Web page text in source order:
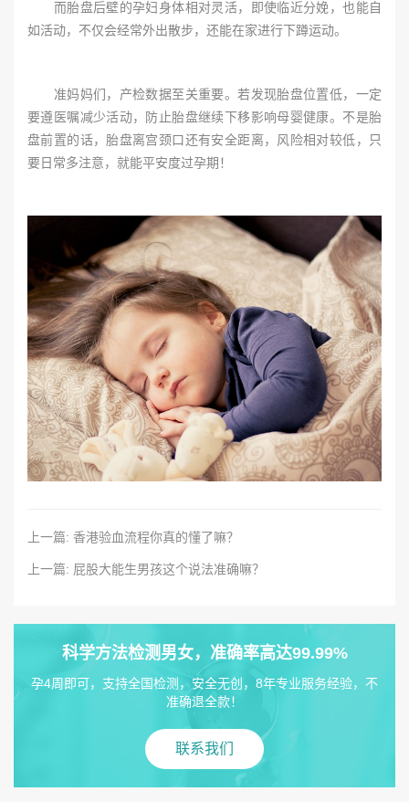
而胎盘后壁的孕妇身体相对灵活，即使临近分娩，也能自
如活动，不仅会经常外出散步，还能在家进行下蹲运动。
准妈妈们，产检数据至关重要。若发现胎盘位置低，一定
要遵医嘱减少活动，防止胎盘继续下移影响母婴健康。不是胎
盘前置的话，胎盘离宫颈口还有安全距离，风险相对较低，只
要日常多注意，就能平安度过孕期！
上一篇: 香港验血流程你真的懂了嘛？
上一篇: 屁股大能生男孩这个说法准确嘛？
科学方法检测男女，准确率高达99.99%
孕4周即可，支持全国检测，安全无创，8年专业服务经验，不
准确退全款！
联系我们